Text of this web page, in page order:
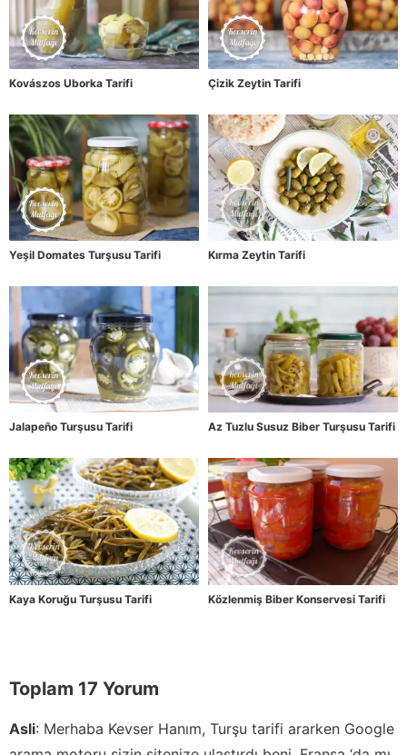
Kovászos Uborka Tarifi Çizik Zeytin Tarifi
Yeşil Domates Turşusu Tarifi Kırma Zeytin Tarifi
Jalapeño Turşusu Tarifi Az Tuzlu Susuz Biber Turşusu Tarifi
Kaya Koruğu Turşusu Tarifi Közlenmiş Biber Konservesi Tarifi
Toplam 17 Yorum
Asli: Merhaba Kevser Hanım, Turşu tarifi ararken Google